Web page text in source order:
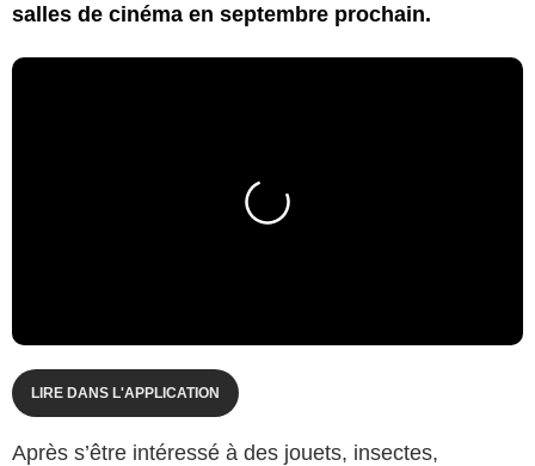
salles de cinéma en septembre prochain.
LIRE DANS L'APPLICATION
Après s’être intéressé à des jouets, insectes,